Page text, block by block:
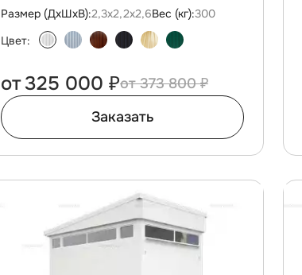
Размер (ДxШxВ):2,3х2,2х2,6Вес (кг):300
Цвет:
373 800 ₽
от325 000 ₽
Заказать